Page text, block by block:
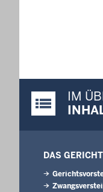
Justiz-Portal im
IM
DAS GERICHT